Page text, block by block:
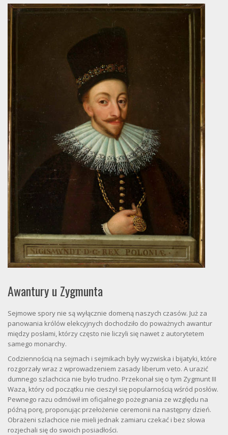
Awantury u Zygmunta
Sejmowe spory nie są wyłącznie domeną naszych czasów. Już za
panowania królów elekcyjnych dochodziło do poważnych awantur
między posłami, którzy często nie liczyli się nawet z autorytetem
samego monarchy.
Codziennością na sejmach i sejmikach były wyzwiska i bijatyki, które
rozgorzały wraz z wprowadzeniem zasady liberum veto. A urazić
dumnego szlachcica nie było trudno. Przekonał się o tym Zygmunt III
Waza, który od początku nie cieszył się popularnością wśród posłów.
Pewnego razu odmówił im oficjalnego pożegnania ze względu na
późną porę, proponując przełożenie ceremonii na następny dzień.
Obrażeni szlachcice nie mieli jednak zamiaru czekać i bez słowa
rozjechali się do swoich posiadłości.